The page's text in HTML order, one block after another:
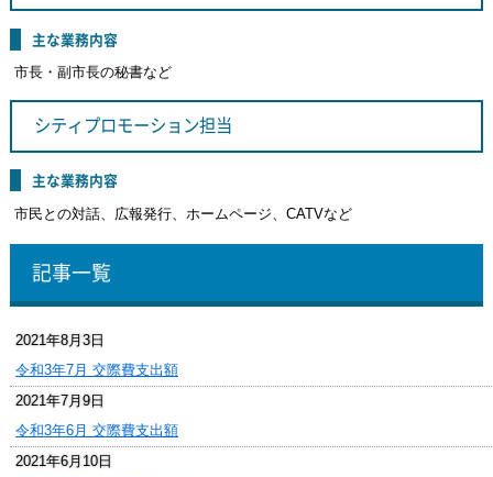
主な業務内容
市長・副市長の秘書など
シティプロモーション担当
主な業務内容
市民との対話、広報発行、ホームページ、CATVなど
記事一覧
2021年8月3日
令和3年7月 交際費支出額
2021年7月9日
令和3年6月 交際費支出額
2021年6月10日